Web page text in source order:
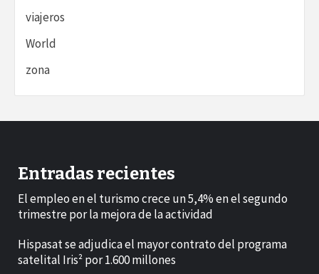
viajeros
World
zona
Entradas recientes
El empleo en el turismo crece un 5,4% en el segundo
trimestre por la mejora de la actividad
Hispasat se adjudica el mayor contrato del programa
satelital Iris² por 1.600 millones